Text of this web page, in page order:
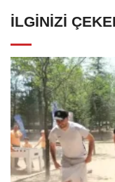
İLGINIZI